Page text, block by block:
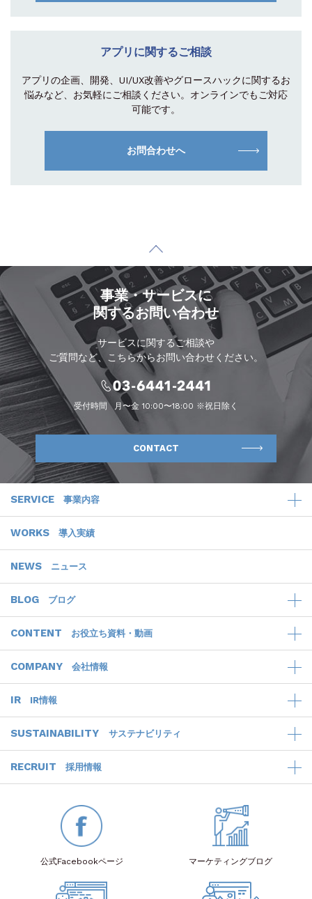
アプリに関するご相談
アプリの企画、開発、UI/UX改善やグロースハックに関するお
悩みなど、お気軽にご相談 ください。オンラインでもご対応
可能です。
お問合わせへ
事業・サービスに
関するお問い合わせ
サービスに関するご相談や
ご質問など、こちらからお問い合わせください。
受付時間 月〜金 10:00〜18:00 ※祝日除く
CONTACT
SERVICE 事業内容
WORKS 導入実績
NEWS ニュース
BLOG ブログ
CONTENT お役立ち資料・動画
COMPANY 会社情報
IR IR情報
SUSTAINABILITY サステナビリティ
RECRUIT 採用情報
公式Facebookページ マーケティングブログ